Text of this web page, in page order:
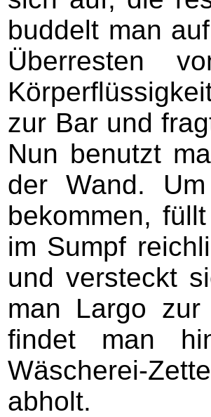
buddelt man
Überresten
zur Bar und
Nun benutzt
der Wand.
bekommen,
im Sumpf
und versteckt
man Largo zur
findet man
Wäscherei-
abholt.